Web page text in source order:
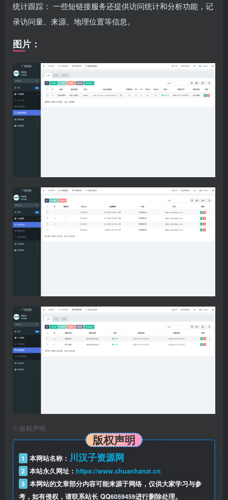
统计跟踪： 一些短链接服务还提供访问统计和分析功能，记
录访问量、来源、地理位置等信息。
图片：
© 版权声明
版权声明
1 本网站名称： 川汉子资源网
2 本站永久网址： https://www.chuanhanzi.cn
3 本网站的文章部分内容可能来源于网络，仅供大家学习与参
考，如有侵权，请联系站长 QQ6059459进行删除处理。